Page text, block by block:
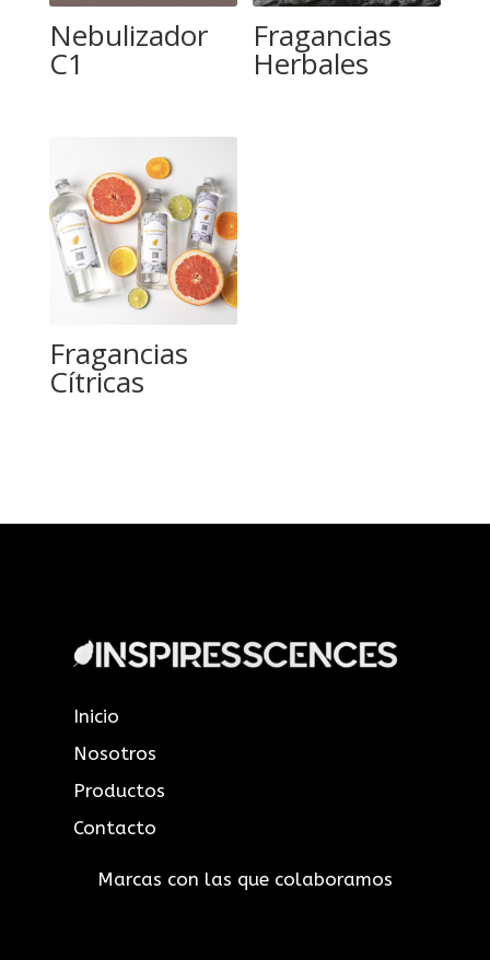
Nebulizador
C1
Fragancias
Herbales
Fragancias
Cítricas
Inicio
Nosotros
Productos
Contacto
Marcas con las que colaboramos